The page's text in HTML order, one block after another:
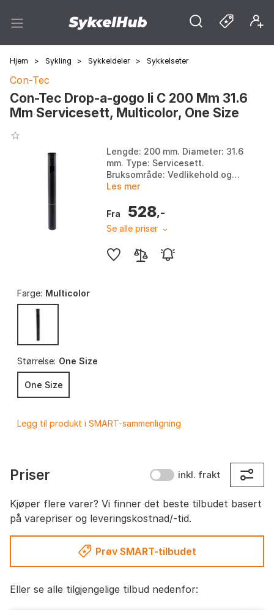
Hjem > Sykling > Sykkeldeler > Sykkelseter
Con-Tec
Con-Tec Drop-a-gogo Ii C 200 Mm 31.6
Mm Servicesett, Multicolor, One Size
Lengde: 200 mm. Diameter: 31.6
mm. Type: Servicesett.
Bruksområde: Vedlikehold og
fornyelse av senkepinne Drop-
Størrelse: One Size...
Les mer
Fra 528,-
Se alle priser
Farge: Multicolor
Størrelse: One Size
One Size
Legg til produkt i SMART-sammenligning
Priser inkl. frakt
Kjøper flere varer? Vi finner det beste tilbudet basert
på varepriser og leveringskostnad/-tid.
Prøv SMART-tilbudet
Eller se alle tilgjengelige tilbud nedenfor: